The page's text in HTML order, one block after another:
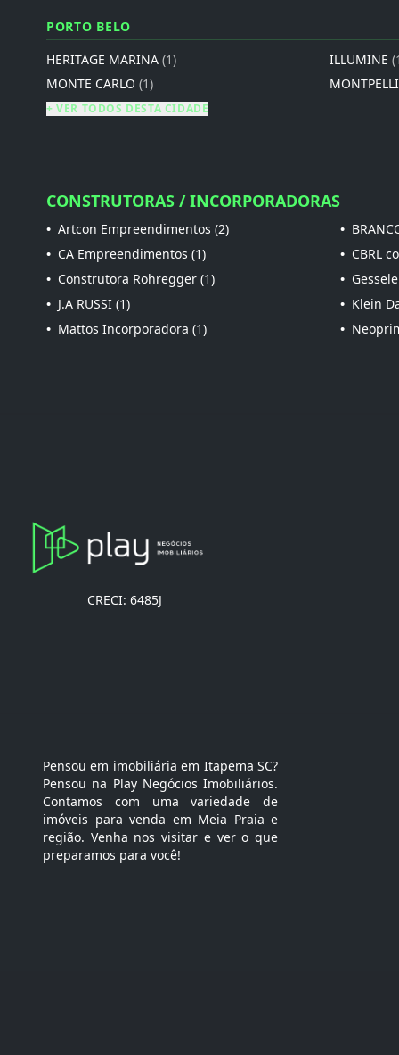
PORTO BELO
HERITAGE MARINA (1) ILLUMINE
MONTE CARLO (1)
+ VER TODOS DESTA CIDADE
CONSTRUTORAS / INCORPORADORAS
• Artcon Empreendimentos (2) •
• CA Empreendimentos (1) • CBRL
• Construtora Rohregger (1) •
• J.A RUSSI (1) • Klein
• Mattos Incorporadora (1) •
CRECI: 6485J
Pensou em imobiliária em Itapema SC?
Pensou na Play Negócios Imobiliários.
Contamos com uma variedade de
imóveis para venda em Meia Praia e
região. Venha nos visitar e ver o que
preparamos para você!